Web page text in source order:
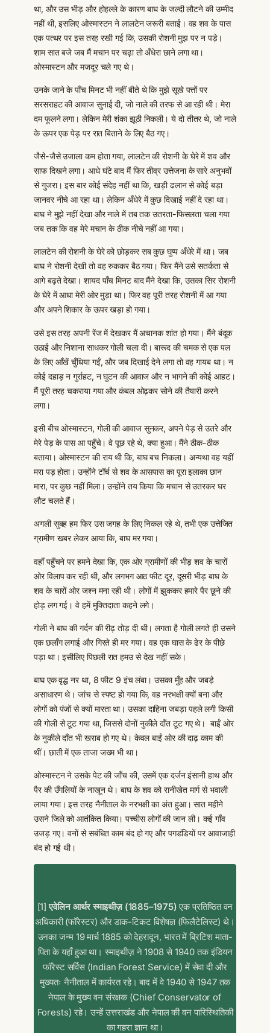
था, और उस भीड़ और होहल्ले के कारण बाघ के जल्दी लौटने की उम्मीद
नहीं थी, इसलिए ओस्मास्टन ने लालटेन जरूरी बताई। वह शव के पास
एक पत्थर पर इस तरह रखी गई कि, उसकी रोशनी मुझ पर न पड़े।
शाम सात बजे जब मैं मचान पर चढ़ा तो अँधेरा छाने लगा था।
ओस्मास्टन और मजदूर चले गए थे।
उनके जाने के पाँच मिनट भी नहीं बीते थे कि मुझे सूखे पत्तों पर
सरसराहट की आवाज सुनाई दी, जो नाले की तरफ से आ रही थी। मेरा
दम फूलने लगा। लेकिन मेरी शंका झूठी निकली। ये दो तीतर थे, जो नाले
के ऊपर एक पेड़ पर रात बिताने के लिए बैठ गए।
जैसे-जैसे उजाला कम होता गया, लालटेन की रोशनी के घेरे में शव और
साफ दिखने लगा। आधे घंटे बाद मैं फिर तीव्र उत्तेजना के सारे अनुभवों
से गुजरा। इस बार कोई संदेह नहीं था कि, खड़ी ढलान से कोई बड़ा
जानवर नीचे आ रहा था। लेकिन अँधेरे में कुछ दिखाई नहीं दे रहा था।
बाघ ने मुझे नहीं देखा और नाले में तब तक उतरता-फिसलता चला गया
जब तक कि वह मेरे मचान के ठीक नीचे नहीं आ गया।
लालटेन की रोशनी के घेरे को छोड़कर सब कुछ घुप्प अँधेरे में था। जब
बाघ ने रोशनी देखी तो वह रुककर बैठ गया। फिर मैंने उसे सतर्कता से
आगे बढ़ते देखा। शायद पाँच मिनट बाद मैंने देखा कि, उसका सिर रोशनी
के घेरे में आधा मेरी ओर मुड़ा था। फिर वह पूरी तरह रोशनी में आ गया
और अपने शिकार के ऊपर खड़ा हो गया।
उसे इस तरह अपनी रेंज में देखकर मैं अचानक शांत हो गया। मैंने बंदूक
उठाई और निशाना साधकर गोली चला दी। बारूद की चमक से एक पल
के लिए आँखें चुँधिया गईं, और जब दिखाई देने लगा तो वह गायब था। न
कोई दहाड़ न गुर्राहट, न घुटन की आवाज और न भागने की कोई आहट।
मैं पूरी तरह चकराया गया और कंबल ओढ़कर सोने की तैयारी करने
लगा।
इसी बीच ओस्मास्टन, गोली की आवाज सुनकर, अपने पेड़ से उतरे और
मेरे पेड़ के पास आ पहुँचे। वे पूछ रहे थे, क्या हुआ। मैंने ठीक-ठीक
बताया। ओस्मास्टन की राय थी कि, बाघ बच निकला। अन्यथा वह यहीं
मरा पड़ होता। उन्होंने टॉर्च से शव के आसपास का पूरा इलाका छान
मारा, पर कुछ नहीं मिला। उन्होंने तय किया कि मचान से उतरकर घर
लौट चलते हैं।
अगली सुबह हम फिर उस जगह के लिए निकल रहे थे, तभी एक उत्तेजित
ग्रामीण खबर लेकर आया कि, बाघ मर गया।
वहाँ पहुँचने पर हमने देखा कि, एक ओर ग्रामीणों की भीड़ शव के चारों
ओर विलाप कर रही थी, और लगभग आठ फीट दूर, दूसरी भीड़ बाघ के
शव के चारों ओर जश्न मना रही थी। लोगों में झुककर हमारे पैर छूने की
होड़ लग गई। वे हमें मुक्तिदाता कहने लगे।
गोली ने बाघ की गर्दन की रीढ़ तोड़ दी थी। लगता है गोली लगते ही उसने
एक छलाँग लगाई और गिरते ही मर गया। वह एक घास के ढेर के पीछे
पड़ा था। इसीलिए पिछली रात हमउ से देख नहीं सके।
बाघ एक वृद्ध नर था, 8 फीट 9 इंच लंबा। उसका मुँह और जबड़े
असाधारण थे। जांच से स्पष्ट हो गया कि, वह नरभक्षी क्यों बना और
लोगों को पंजों से क्यों मारता था। उसका दाहिना जबड़ा पहले लगी किसी
की गोली से टूट गया था, जिससे दोनों नुकीले दाँत टूट गए थे। बाईं ओर
के नुकीले दाँत भी खराब हो गए थे। केवल बाईं ओर की दाढ़ काम की
थीं। छाती में एक ताजा जख्म भी था।
ओस्मास्टन ने उसके पेट की जाँच की, उसमें एक दर्जन इंसानी हाथ और
पैर की उँगलियों के नाखून थे। बाघ के शव को रानीखेत मार्ग से भवाली
लाया गया। इस तरह नैनीताल के नरभक्षी का अंत हुआ। सात महीने
उसने जिले को आतंकित किया। पच्चीस लोगों की जान ली। कई गाँव
उजड़ गए। वनों से सबंधित काम बंद हो गए और पगडंडियों पर आवाजाही
बंद हो गई थी।
[1]एवेलिन आर्थर स्माइथीज़ (1885–1975)एक प्रतिष्ठित वन
अधिकारी (फॉरेस्टर) और डाक-टिकट विशेषज्ञ (फिलैटेलिस्ट) थे।
उनका जन्म 19 मार्च 1885 को देहरादून, भारत में ब्रिटिश माता-
पिता के यहाँ हुआ था। स्माइथीज़ ने 1908 से 1940 तक इंडियन
फॉरेस्ट सर्विस (Indian Forest Service) में सेवा दी और
मुख्यतः नैनीताल में कार्यरत रहे। बाद में वे 1940 से 1947 तक
नेपाल के मुख्य वन संरक्षक (Chief Conservator of
Forests) रहे। उन्हें उत्तराखंड और नेपाल की वन पारिस्थितिकी
का गहरा ज्ञान था।